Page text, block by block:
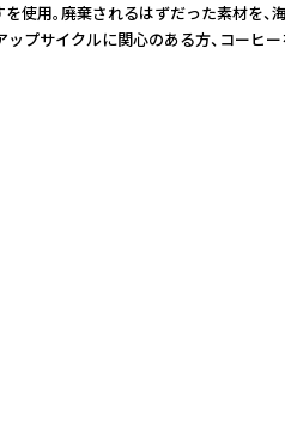
廃棄されるはずだった素
サイクルに関心のある方、